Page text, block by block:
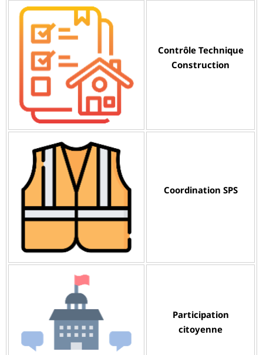
Contrôle Technique
Construction
Coordination SPS
Participation
citoyenne